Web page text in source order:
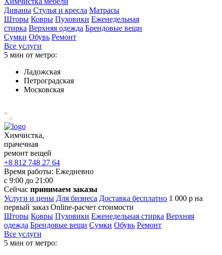
Диваны Стулья и кресла Матрасы
Шторы Ковры Пуховики Еженедельная
стирка Верхняя одежда Брендовые вещи
Сумки Обувь Ремонт
Все услуги
5 мин от метро:
Ладожская
Петроградская
Московская
Химчистка,
прачечная
ремонт вещей
+8 812 748 27 64
Время работы: Ежедневно
с 9:00 до 21:00
Сейчас принимаем заказы
Услуги и цены Для бизнеса Доставка бесплатно 1 000 р на
первый заказ Online-расчет стоимости
Шторы Ковры Пуховики Еженедельная стирка Верхняя
одежда Брендовые вещи Сумки Обувь Ремонт
Все услуги
5 мин от метро: